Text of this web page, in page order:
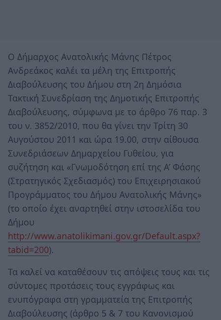
O Δήμαρχος Ανατολικής Μάνης Πέτρος
Ανδρεάκος καλέι τα μέλη της Επιτροπής
Διαβούλευσης του Δήμου στη 2η Δημόσια
Τακτική Συνεδρίαση της Δημοτικής Επιτροπής
Διαβούλευσης, σύμφωνα με το άρθρο 76 παρ. 3
του ν. 3852/2010, που θα γίνει την Τρίτη 30
Αυγούστου 2011 και ώρα 19.00, στην αίθουσα
Συνεδριάσεων Δημαρχείου Γυθείου, για
συζήτηση και «Γνωμοδότηση επί της Α’ Φάσης
(Στρατηγικός Σχεδιασμός) του Επιχειρησιακού
Προγράμματος του Δήμου Ανατολικής Μάνης»
(το οποίο έχει αναρτηθεί στην ιστοσελίδα του
Δήμου
http://www.anatolikimani.gov.gr/Default.aspx?
tabid=200).
Τα καλεί να καταθέσουν τις απόψεις τους και τις
σύντομες προτάσεις τους εγγράφως και
ενυπόγραφα στη γραμματεία της Επιτροπής
Διαβούλευσης (άρθρο 5 & 7 του Κανονισμού